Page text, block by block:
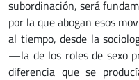
subordinación, será
por la que abogan esos
al tiempo, desde la
—la de los roles de sexo
diferencia que se